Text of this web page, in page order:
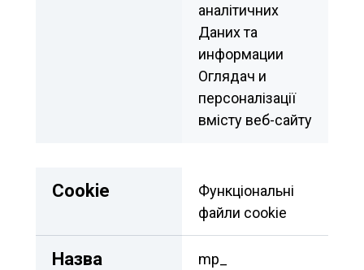
аналітичних
Даних та
информации
Оглядач и
персоналізації
вмісту веб-сайту
Сookie
Функціональні
Назва mp_